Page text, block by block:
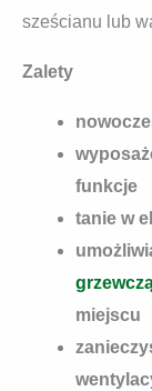
sześcianu lub
Zalety
funkcje
tanie w
miejscu